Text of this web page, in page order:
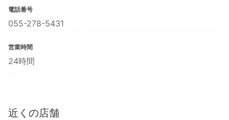
電話番号
055-278-5431
営業時間
24時間
近くの店舗